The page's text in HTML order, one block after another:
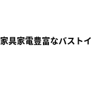
具家電豊富なバストイ